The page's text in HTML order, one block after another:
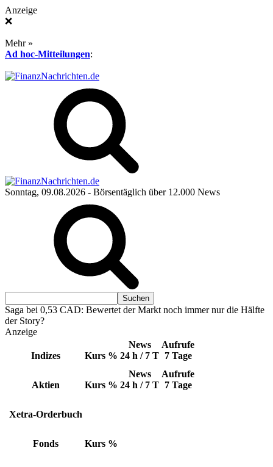
Anzeige
❌
Mehr »
Ad hoc-Mitteilungen:
Sonntag, 09.08.2026 - Börsentäglich über 12.000 News
Saga bei 0,53 CAD: Bewertet der Markt noch immer nur die Hälfte
der Story?
Anzeige
Indizes Kurs %
News
24 h / 7 T
Aufrufe
7 Tage
Aktien Kurs %
News
24 h / 7 T
Aufrufe
7 Tage
Xetra-Orderbuch
Fonds Kurs %